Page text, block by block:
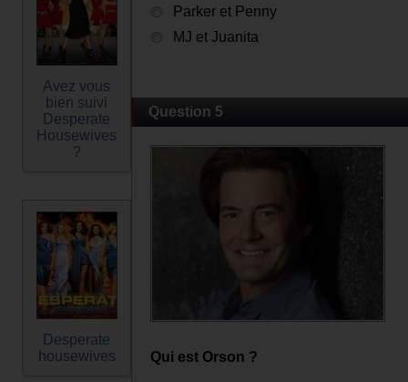
Avez vous
bien suivi
Desperate
Housewives
?
Desperate
housewives
Parker et Penny
MJ et Juanita
Question 5
Qui est Orson ?